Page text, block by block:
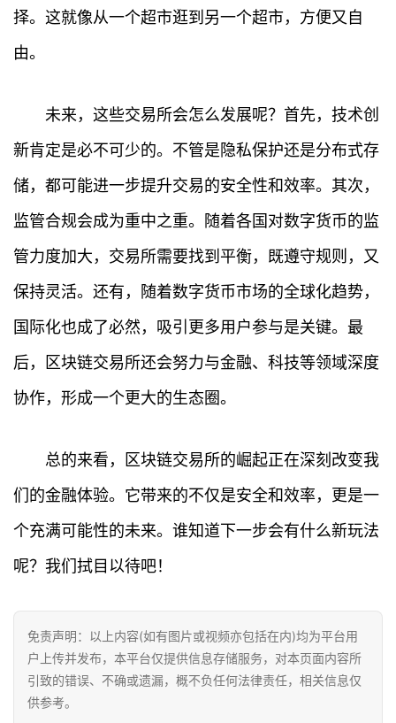
页
快
讯
专
题
科
择。这就像从一个超市逛到另一个超市，方便又自
由。
未来，这些交易所会怎么发展呢？首先，技术创
新肯定是必不可少的。不管是隐私保护还是分布式存
储，都可能进一步提升交易的安全性和效率。其次，
监管合规会成为重中之重。随着各国对数字货币的监
管力度加大，交易所需要找到平衡，既遵守规则，又
保持灵活。还有，随着数字货币市场的全球化趋势，
国际化也成了必然，吸引更多用户参与是关键。最
后，区块链交易所还会努力与金融、科技等领域深度
协作，形成一个更大的生态圈。
总的来看，区块链交易所的崛起正在深刻改变我
们的金融体验。它带来的不仅是安全和效率，更是一
个充满可能性的未来。谁知道下一步会有什么新玩法
呢？我们拭目以待吧！
免责声明：以上内容(如有图片或视频亦包括在内)均为平台用
户上传并发布，本平台仅提供信息存储服务，对本页面内容所
引致的错误、不确或遗漏，概不负任何法律责任，相关信息仅
供参考。